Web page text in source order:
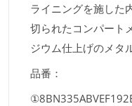
ライニングを施した
切られたコンパート
ジウム仕上げのメタ
品番：